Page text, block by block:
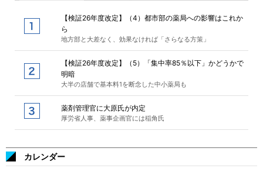
【検証26年度改定】（4）都市部の薬局への影響はこれか
ら
地方部と大差なく、効果なければ「さらなる方策」
【検証26年度改定】（5）「集中率85％以下」かどうかで
明暗
大半の店舗で基本料1を断念した中小薬局も
薬剤管理官に大原氏が内定
厚労省人事、薬事企画官には稲角氏
カレンダー